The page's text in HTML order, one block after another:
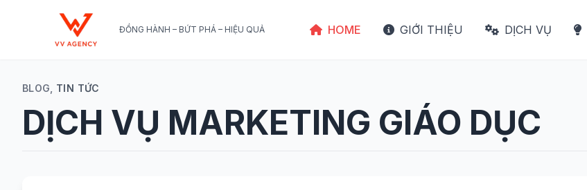
ĐỒNG HÀNH – BỨT PHÁ – HIỆU QUẢ HOME GIỚI THIỆU DỊCH VỤ
BLOG, TIN TỨC
DỊCH VỤ MARKETING GIÁO DỤC